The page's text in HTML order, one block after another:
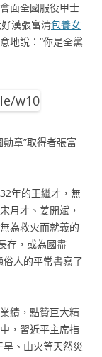
面全國服役甲士
漢張富清包養女
地說：“你是全黨
章”取得者張富
年的王繼才，無
月才、姜開斌，
為救火而就義的
存，或為國盡
人的平常書寫了
績，點贊巨大精
，習近平主席指
、山火等天然災